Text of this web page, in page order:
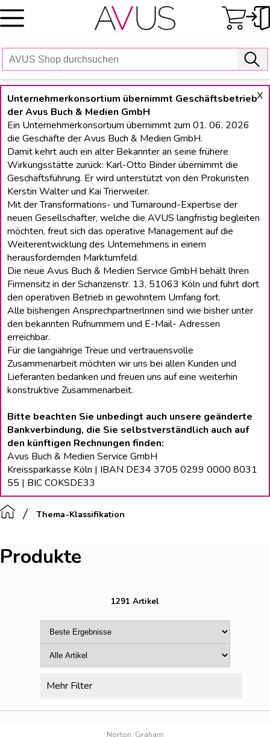
Skip
to
X
Unternehmerkonsortium übernimmt Geschäftsbetrieb
der Avus Buch & Medien GmbH
Ein Unternehmerkonsortium übernimmt zum 01. 06. 2026
die Geschäfte der Avus Buch & Medien GmbH.
Damit kehrt auch ein alter Bekannter an seine frühere
Wirkungsstätte zurück: Karl-Otto Binder übernimmt die
Geschäftsführung. Er wird unterstützt von den Prokuristen
Kerstin Walter und Kai Trierweiler.
Mit der Transformations- und Turnaround-Expertise der
neuen Gesellschafter, welche die AVUS langfristig begleiten
möchten, freut sich das operative Management auf die
Weiterentwicklung des Unternehmens in einem
herausfordernden Marktumfeld.
Die neue Avus Buch & Medien Service GmbH behält lhren
Firmensitz in der Schanzenstr. 13, 51063 Köln und führt dort
den operativen Betrieb in gewohntem Umfang fort.
Alle bisherigen Ansprechpartnerlnnen sind wie bisher unter
den bekannten Rufnummern und E-Mail- Adressen
erreichbar.
Für die langiährige Treue und vertrauensvolle
Zusammenarbeit möchten wir uns bei allen Kunden und
Lieferanten bedanken und freuen uns auf eine weiterhin
konstruktive Zusammenarbeit.
Bitte beachten Sie unbedingt auch unsere geänderte
Bankverbindung, die Sie selbstverständlich auch auf
den künftigen Rechnungen finden:
Avus Buch & Medien Service GmbH
Kreissparkasse Köln | IBAN DE34 3705 0299 0000 8031
55 | BIC COKSDE33
Thema-Klassifikation
Produkte
1291 Artikel
Mehr Filter
Norton, Graham